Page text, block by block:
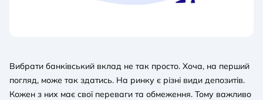
Вибрати банківський вклад не так просто. Хоча, на перший
погляд, може так здатись. На ринку є різні види депозитів.
Кожен з них має свої переваги та обмеження. Тому важливо